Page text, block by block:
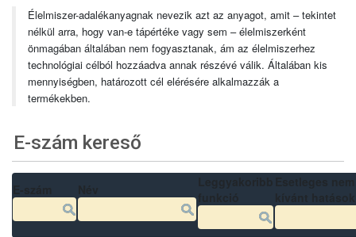
Élelmiszer-adalékanyagnak nevezik azt az anyagot, amit – tekintet
nélkül arra, hogy van-e tápértéke vagy sem – élelmiszerként
önmagában általában nem fogyasztanak, ám az élelmiszerhez
technológiai célból hozzáadva annak részévé válik. Általában kis
mennyiségben, határozott cél elérésére alkalmazzák a
termékekben.
E-szám kereső